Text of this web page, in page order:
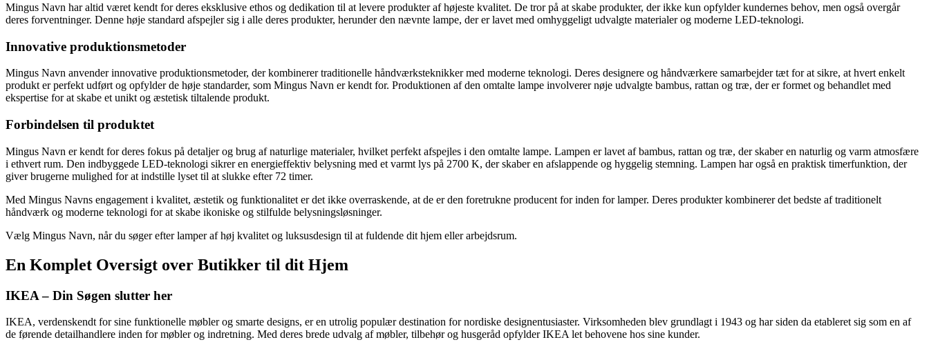
Mingus Navn har altid været kendt for deres eksklusive ethos og dedikation til at levere produkter af højeste kvalitet. De tror på at skabe produkter, der ikke kun opfylder kundernes behov, men også overgår
deres forventninger. Denne høje standard afspejler sig i alle deres produkter, herunder den nævnte lampe, der er lavet med omhyggeligt udvalgte materialer og moderne LED-teknologi.
Innovative produktionsmetoder
Mingus Navn anvender innovative produktionsmetoder, der kombinerer traditionelle håndværksteknikker med moderne teknologi. Deres designere og håndværkere samarbejder tæt for at sikre, at hvert enkelt
produkt er perfekt udført og opfylder de høje standarder, som Mingus Navn er kendt for. Produktionen af den omtalte lampe involverer nøje udvalgte bambus, rattan og træ, der er formet og behandlet med
ekspertise for at skabe et unikt og æstetisk tiltalende produkt.
Forbindelsen til produktet
Mingus Navn er kendt for deres fokus på detaljer og brug af naturlige materialer, hvilket perfekt afspejles i den omtalte lampe. Lampen er lavet af bambus, rattan og træ, der skaber en naturlig og varm atmosfære
i ethvert rum. Den indbyggede LED-teknologi sikrer en energieffektiv belysning med et varmt lys på 2700 K, der skaber en afslappende og hyggelig stemning. Lampen har også en praktisk timerfunktion, der
giver brugerne mulighed for at indstille lyset til at slukke efter 72 timer.
Med Mingus Navns engagement i kvalitet, æstetik og funktionalitet er det ikke overraskende, at de er den foretrukne producent for inden for lamper. Deres produkter kombinerer det bedste af traditionelt
håndværk og moderne teknologi for at skabe ikoniske og stilfulde belysningsløsninger.
Vælg Mingus Navn, når du søger efter lamper af høj kvalitet og luksusdesign til at fuldende dit hjem eller arbejdsrum.
En Komplet Oversigt over Butikker til dit Hjem
IKEA – Din Søgen slutter her
IKEA, verdenskendt for sine funktionelle møbler og smarte designs, er en utrolig populær destination for nordiske designentusiaster. Virksomheden blev grundlagt i 1943 og har siden da etableret sig som en af
de førende detailhandlere inden for møbler og indretning. Med deres brede udvalg af møbler, tilbehør og husgeråd opfylder IKEA let behovene hos sine kunder.